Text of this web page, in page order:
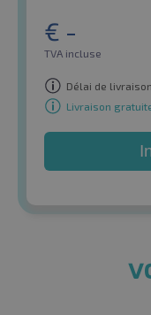
€ -
TVA incluse
Délai de
Livraison